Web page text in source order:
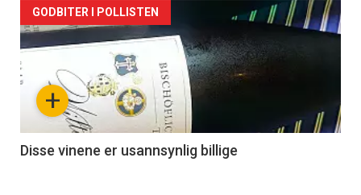
Forsiden
akkurat
nå
2
+
GODBITER I POLLISTEN
Disse vinene er usannsynlig billige